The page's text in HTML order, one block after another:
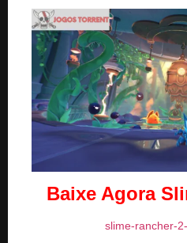
Baixe Agora
slime-rancher-